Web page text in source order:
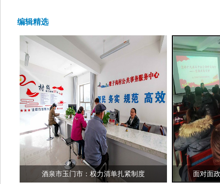
编辑精选
酒泉市玉门市：权力清单扎紧制度 面对面